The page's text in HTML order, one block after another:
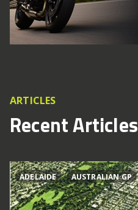
ARTICLES
Recent Articles
ADELAIDE AUSTRALIAN GP